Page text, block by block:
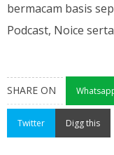
bermacam basis
Podcast, Noice
SHARE ON
Twitter Digg this